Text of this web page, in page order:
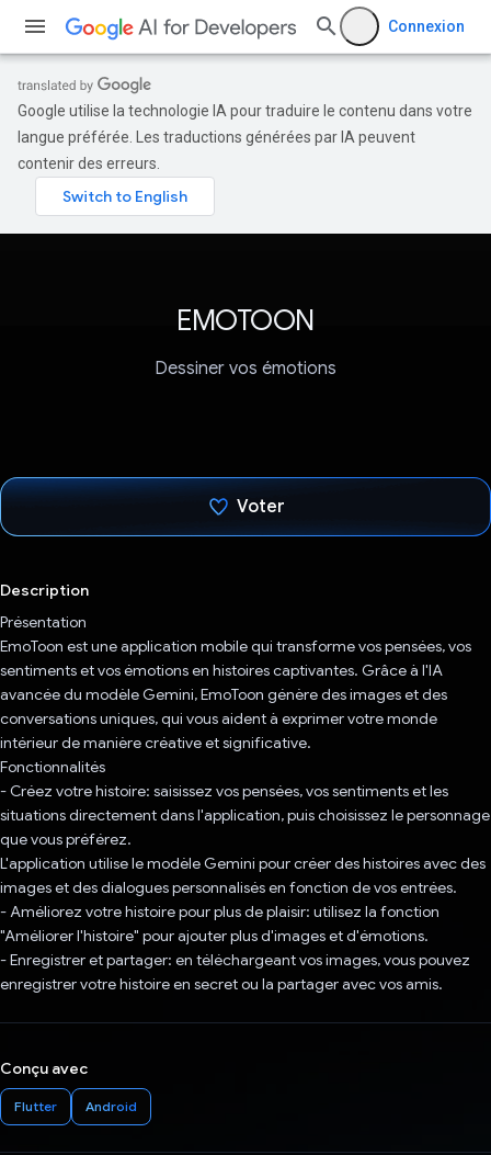
Connexion
Google utilise la technologie IA pour traduire le contenu dans votre
langue préférée. Les traductions générées par IA peuvent
contenir des erreurs.
EMOTOON
Dessiner vos émotions
Voter
Description
Présentation
EmoToon est une application mobile qui transforme vos pensées, vos
sentiments et vos émotions en histoires captivantes. Grâce à l'IA
avancée du modèle Gemini, EmoToon génère des images et des
conversations uniques, qui vous aident à exprimer votre monde
intérieur de manière créative et significative.
Fonctionnalités
- Créez votre histoire: saisissez vos pensées, vos sentiments et les
situations directement dans l'application, puis choisissez le personnage
que vous préférez.
L'application utilise le modèle Gemini pour créer des histoires avec des
images et des dialogues personnalisés en fonction de vos entrées.
- Améliorez votre histoire pour plus de plaisir: utilisez la fonction
"Améliorer l'histoire" pour ajouter plus d'images et d'émotions.
- Enregistrer et partager: en téléchargeant vos images, vous pouvez
enregistrer votre histoire en secret ou la partager avec vos amis.
Conçu avec
Flutter Android